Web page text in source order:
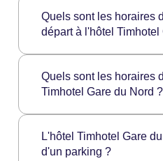
Quels sont les horaires
départ à l'hôtel Timhotel
L'arrivée à l'hôtel Timhotel
fait à partir de 14h00 et le
Quels sont les horaires
Timhotel Gare du Nord ?
Timhotel Gare du Nord
Lundi au vendredi : 6:30 à
L'hôtel Timhotel Gare
d'un parking ?